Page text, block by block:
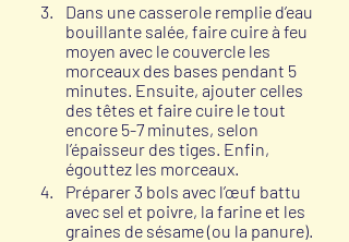
Dans une casserole remplie d’eau
bouillante salée, faire cuire à feu
moyen avec le couvercle les
morceaux des bases pendant 5
minutes. Ensuite, ajouter celles
des têtes et faire cuire le tout
encore 5-7 minutes, selon
l’épaisseur des tiges. Enfin,
égouttez les morceaux.
Préparer 3 bols avec l’œuf battu
avec sel et poivre, la farine et les
graines de sésame (ou la panure).